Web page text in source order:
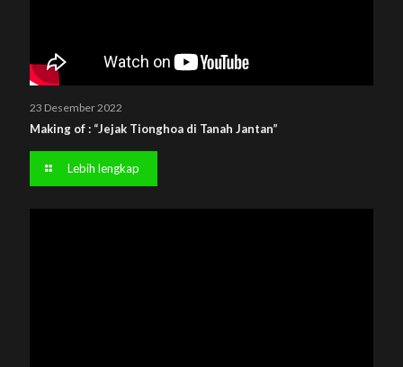
23 Desember 2022
Making of : “Jejak Tionghoa di Tanah Jantan”
Lebih lengkap